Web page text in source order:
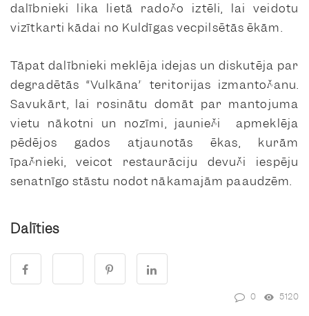
dalībnieki lika lietā radošo iztēli, lai veidotu
vizītkarti kādai no Kuldīgas vecpilsētās ēkām.
Tāpat dalībnieki meklēja idejas un diskutēja par
degradētās “Vulkāna” teritorijas izmantošanu.
Savukārt, lai rosinātu domāt par mantojuma
vietu nākotni un nozīmi, jaunieši apmeklēja
pēdējos gados atjaunotās ēkas, kurām
īpašnieki, veicot restaurāciju devuši iespēju
senatnīgo stāstu nodot nākamajām paaudzēm.
Dalīties
0 5120